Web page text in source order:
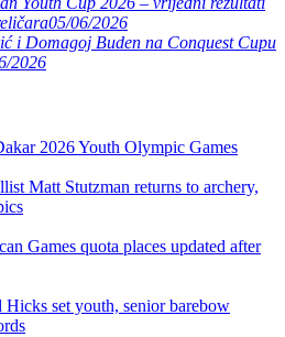
05/06/2026
i Domagoj Buden na Conquest Cupu
2026
2026 Youth Olympic Games
Matt Stutzman returns to archery,
Games quota places updated after
Hicks set youth, senior barebow